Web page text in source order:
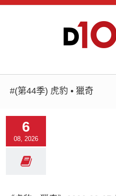
#(第44季) 虎豹 • 獵奇
6
08, 2026